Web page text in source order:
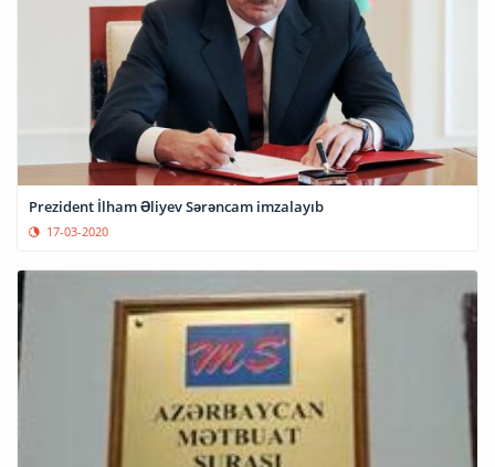
Prezident İlham Əliyev Sərəncam imzalayıb
17-03-2020